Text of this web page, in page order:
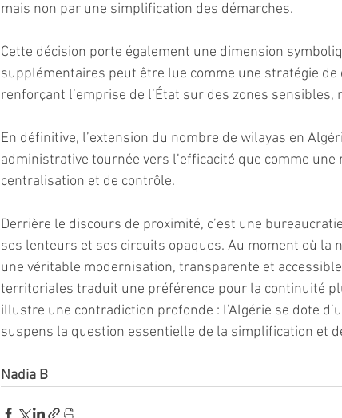
mais non par une simplification des démarches.
Cette décision porte également une dimension
supplémentaires peut être lue comme une stratégie
renforçant l’emprise de l’État sur des zones sensibles,
En définitive, l’extension du nombre de wilayas en
administrative tournée vers l’efficacité que comme
centralisation et de contrôle.
Derrière le discours de proximité, c’est une
ses lenteurs et ses circuits opaques. Au moment où la
une véritable modernisation, transparente et
territoriales traduit une préférence pour la continuité
illustre une contradiction profonde : l’Algérie se dote
suspens la question essentielle de la simplification et
Nadia B